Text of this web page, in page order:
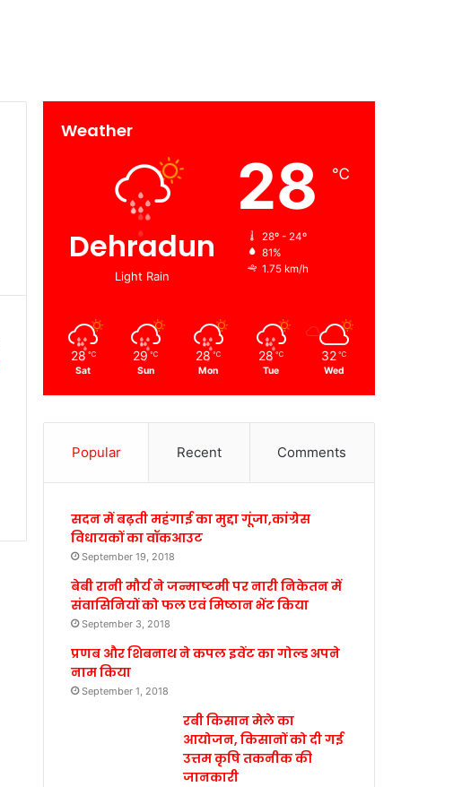
Weather
Dehradun
Light Rain
28 ℃
28º - 24º
81%
1.75 km/h
28 ℃
Sat
29 ℃
Sun
28 ℃
Mon
28 ℃
Tue
32 ℃
Wed
Popular Recent Comments
सदन में बढ़ती महंगाई का मुद्दा गूंजा,कांग्रेस
विधायकों का वॉकआउट
September 19, 2018
बेबी रानी मौर्य ने जन्माष्टमी पर नारी निकेतन में
संवासिनियों को फल एवं मिष्ठान भेंट किया
September 3, 2018
प्रणब और शिबनाथ ने कपल इवेंट का गोल्ड अपने
नाम किया
September 1, 2018
रबी किसान मेले का
आयोजन, किसानों को दी गई
उत्तम कृषि तकनीक की
जानकारी